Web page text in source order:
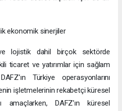
ekonomik sinerjiler
lojistik dahil birçok sektörde
ticaret ve yatırımlar için sağlam
Türkiye operasyonlarını
işletmelerinin rekabetçi küresel
amaçlarken, DAFZ’ın küresel